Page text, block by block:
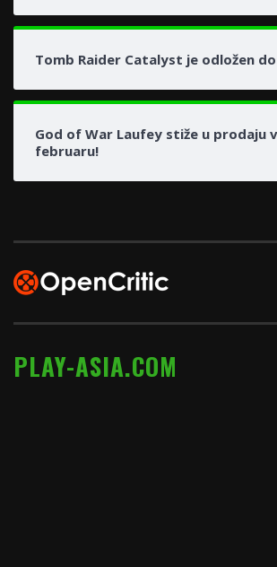
Tomb Raider Catalyst je odložen
God of War Laufey stiže u prodaju
februaru!
PLAY-ASIA.COM